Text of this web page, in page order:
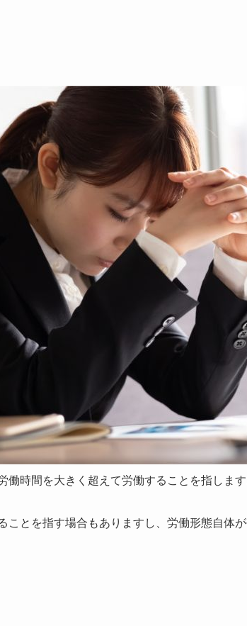
働時間を大きく超えて労働することを指します
ことを指す場合もありますし、労働形態自体